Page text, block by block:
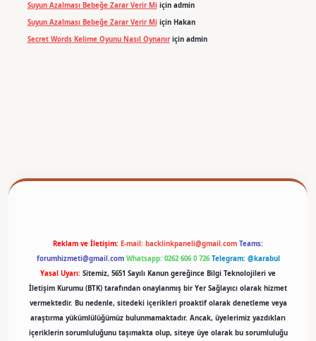
Suyun Azalması Bebeğe Zarar Verir Miiçin admin
Suyun Azalması Bebeğe Zarar Verir Miiçin Hakan
Secret Words Kelime Oyunu Nasıl Oynanıriçin admin
Reklam ve İletişim: E-mail: backlinkpaneli@gmail.com Teams:
forumhizmeti@gmail.com Whatsapp: 0262 606 0 726 Telegram: @karabul
Yasal Uyarı: Sitemiz, 5651 Sayılı Kanun gereğince Bilgi Teknolojileri ve
İletişim Kurumu (BTK) tarafından onaylanmış bir Yer Sağlayıcı olarak hizmet
vermektedir. Bu nedenle, sitedeki içerikleri proaktif olarak denetleme veya
araştırma yükümlülüğümüz bulunmamaktadır. Ancak, üyelerimiz yazdıkları
içeriklerin sorumluluğunu taşımakta olup, siteye üye olarak bu sorumluluğu